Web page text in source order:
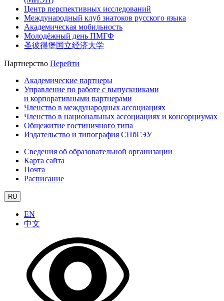
Центр перспективных исследований
Международный клуб знатоков русского языка
Академическая мобильность
Молодёжный день ПМГФ
圣彼得堡国立经济大学
Партнерство Перейти
Академические партнеры
Управление по работе с выпускниками
и корпоративными партнерами
Членство в международных ассоциациях
Членство в национальных ассоциациях и консорциумах
Общежитие гостиничного типа
Издательство и типография СПбГЭУ
Сведения об образовательной организации
Карта сайта
Почта
Расписание
RU
EN
中文